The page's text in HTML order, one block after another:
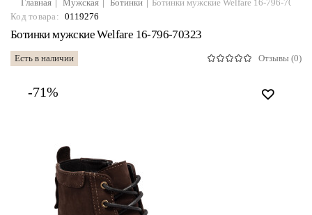
Главная Мужская Ботинки
Ботинки мужские Welfare 16-796-70323
Код товара: 0119276
Ботинки мужские Welfare 16-796-70323
Есть в наличии Отзывы (0)
-71%